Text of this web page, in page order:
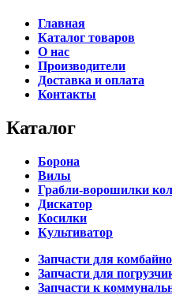
Главная
Каталог товаров
О нас
Производители
Доставка и оплата
Контакты
Каталог
Борона
Вилы
Грабли-ворошилки
Дискатор
Косилки
Культиватор
Запчасти для
Запчасти для
Запчасти к